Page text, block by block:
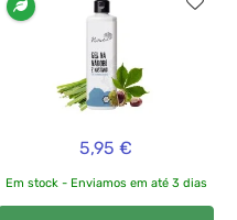
5,95 €
Em stock - Enviamos em até 3 dias